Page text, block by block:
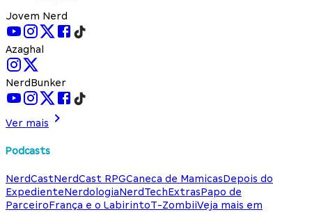
Jovem Nerd
Azaghal
NerdBunker
Ver mais
Podcasts
NerdCastNerdCast RPGCaneca de MamicasDepois do
ExpedienteNerdologiaNerdTechExtrasPapo de
ParceiroFrança e o LabirintoT-ZombiiVeja mais em